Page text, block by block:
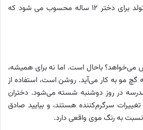
می‌کنند و یک ایده کادو تولد برای دختر ۱۲ ساله محسوب می شود که
می‌خواهد؟ باحال است. اما نه برای همیشه،
مو به کار می‌آید. روشن است، استفاده از
در روز دوشنبه شسته می‌شود. دختران
سرگرم‌کننده هستند، و بیایید صادق
به رنگ موی واقعی دارد.